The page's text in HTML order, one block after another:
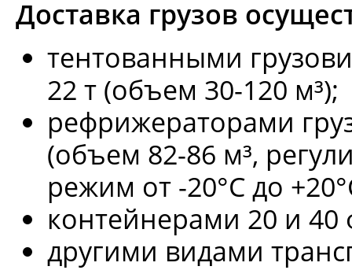
Доставка грузов
тентованными
22 т (объем 30-120 м³);
рефрижераторами
(объем 82-86 м³,
режим от -20°С до
контейнерами 20 и 40
другими видами